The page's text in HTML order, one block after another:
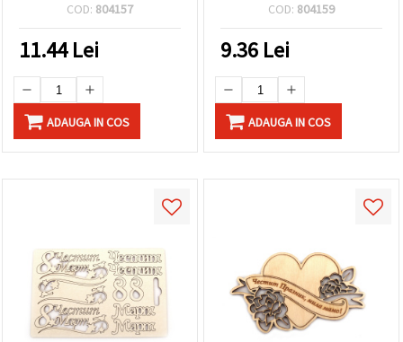
COD: 804157
11.44Lei
ADAUGA IN COS
COD: 804159
9.36 Lei
ADAUGA IN COS